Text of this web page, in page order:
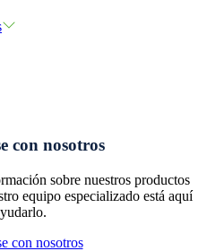
con nosotros
sobre nuestros productos
equipo especializado está aquí
con nosotros